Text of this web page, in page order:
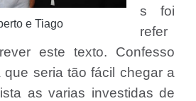
e Tiago
s foi
refer
este texto. Confesso
seria tão fácil chegar a
as varias investidas de